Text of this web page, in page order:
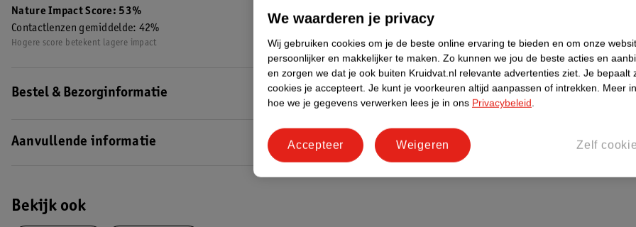
Nature Impact Score: 53%
Contactlenzen gemiddelde: 42%
Hogere score betekent lagere impact
Bestel & Bezorginformatie
Aanvullende informatie
Bekijk ook
We waarderen je privacy
Wij gebruiken cookies om je de beste online ervaring te bieden en om onze
persoonlijker en makkelijker te maken. Zo kunnen we jou de beste acties en
en zorgen we dat je ook buiten Kruidvat.nl relevante advertenties ziet. Je bepaalt
cookies je accepteert. Je kunt je voorkeuren altijd aanpassen of intrekken. Meer
hoe we je gegevens verwerken lees je in ons Privacybeleid.
Zelf
Weigeren
Accepteer